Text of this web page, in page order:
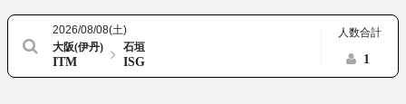
2026/08/08(土)
大阪(伊丹)
ITM
石垣
ISG
人数合計
1